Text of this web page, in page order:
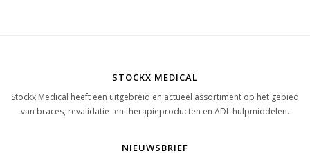
STOCKX MEDICAL
Stockx Medical heeft een uitgebreid en actueel assortiment op het gebied
van braces, revalidatie- en therapieproducten en ADL hulpmiddelen.
NIEUWSBRIEF